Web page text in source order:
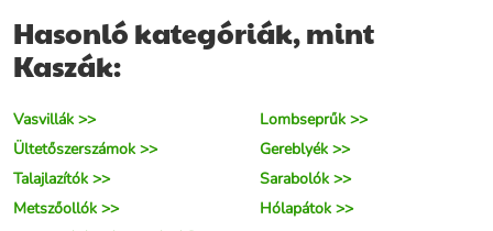
Hasonló kategóriák, mint
Kaszák:
Vasvillák >>
Lombseprűk >>
Ültetőszerszámok >>
Gereblyék >>
Talajlazítók >>
Sarabolók >>
Metszőollók >>
Hólapátok >>